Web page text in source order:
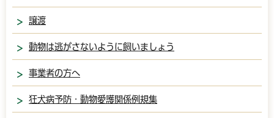
譲渡
動物は逃がさないように飼いましょう
事業者の方へ
狂犬病予防・動物愛護関係例規集